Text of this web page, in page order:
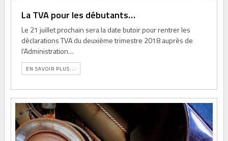
La TVA pour les débutants…
Le 21 juillet prochain sera la date butoir pour rentrer les
déclarations TVA du deuxième trimestre 2018 auprès de
l’Administration…
EN SAVOIR PLUS...